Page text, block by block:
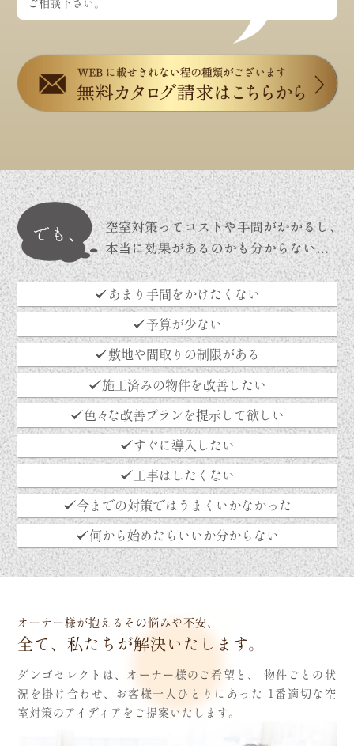
あまり手間をかけたくない
予算が少ない
敷地や間取りの制限がある
施工済みの物件を改善したい
色々な改善プランを提示して欲しい
すぐに導入したい
工事はしたくない
今までの対策ではうまくいかなかった
何から始めたらいいか分からない
オーナー様が抱えるその悩みや不安、
全て、私たちが解決いたします。
ダンゴセレクトは、オーナー様のご希望と、
物件ごとの状
況を掛け合わせ、お客様一人ひとりにあった 1番適切な空
室対策のアイディアをご提案いたします。